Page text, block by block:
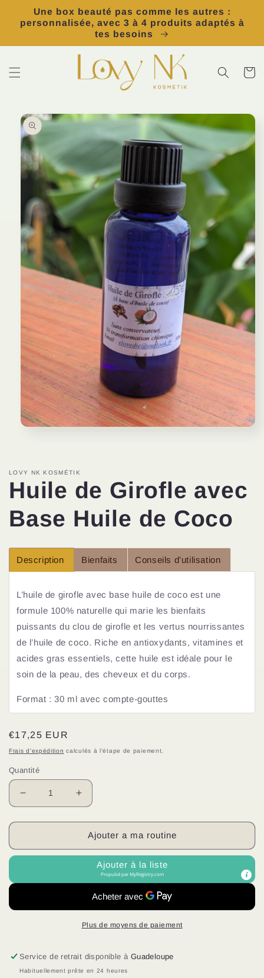
passer
au
Une box beauté pas comme les autres :
personnalisée, avec 3 à 4 produits adaptés à
tes besoins
Panier
Passer aux
informations
produits
une
fenêtre
modale
LOVY NK KOSMÉTIK
Huile de Girofle avec
Base Huile de Coco
Description Bienfaits Conseils d’utilisation
L’huile de girofle avec base huile de coco est une
formule 100% naturelle qui marie les bienfaits
puissants du clou de girofle et les vertus nourrissantes
de l’huile de coco. Riche en antioxydants, vitamines et
acides gras essentiels, cette huile est idéale pour le
soin de la peau, des cheveux et du corps.
Format : 30 ml avec compte-gouttes
Prix
habituel
€17,25 EUR
Frais d'expédition calculés à l'étape de paiement.
Quantité
Réduire
la
quantité
Huile
avec
Huile
Augmenter
la
quantité
de
Huile
Girofle
avec
Base
Huile
de
Ajouter a ma routine
Ajouter à la liste
Propulsé parMyRegistry.com
Plus de moyens de paiement
Service de retrait disponible à Guadeloupe
Habituellement prête en 24 heures